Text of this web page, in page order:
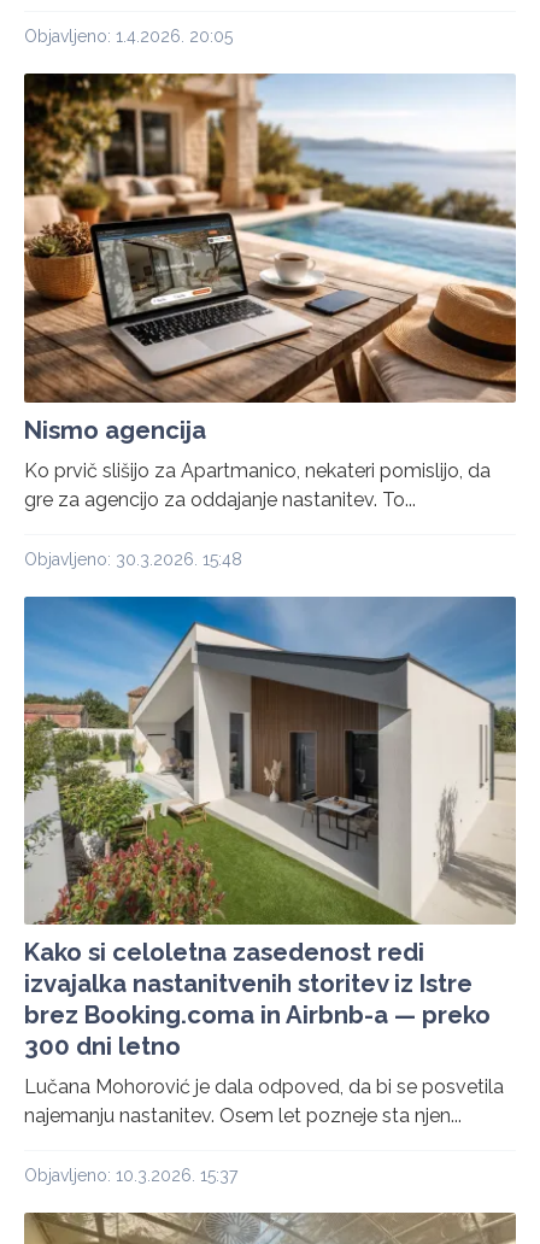
Objavljeno: 1.4.2026. 20:05
Nismo agencija
Ko prvič slišijo za Apartmanico, nekateri pomislijo, da
gre za agencijo za oddajanje nastanitev. To...
Objavljeno: 30.3.2026. 15:48
Kako si celoletna zasedenost redi
izvajalka nastanitvenih storitev iz Istre
brez Booking.coma in Airbnb-a — preko
300 dni letno
Lučana Mohorović je dala odpoved, da bi se posvetila
najemanju nastanitev. Osem let pozneje sta njen...
Objavljeno: 10.3.2026. 15:37